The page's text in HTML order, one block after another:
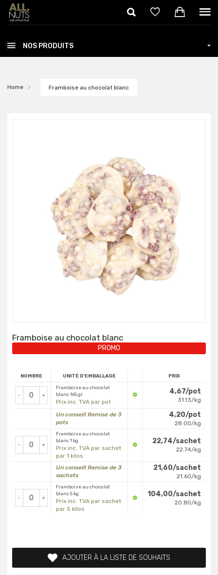
Skip to main content
NOS PRODUITS
Home Framboise au chocolat blanc
Framboise au chocolat blanc
PROMO
NOMBRE UNITÉ D'EMBALLAGE PRIX
- +
Framboise au chocolat
blanc 165 gr
Prix inc. TVA par pot
4,67/pot
31.13/kg
Un conseil! Remise de 3
pots
4,20/pot
28.00/kg
- +
Framboise au chocolat
blanc 1 kg
Prix inc. TVA par sachet
par 1 kilos
22,74/sachet
22.74/kg
Un conseil! Remise de 3
sachets
21,60/sachet
21.60/kg
- +
Framboise au chocolat
blanc 5 kg
Prix inc. TVA par sachet
par 5 kilos
104,00/sachet
20.80/kg
AJOUTER À LA LISTE DE SOUHAITS